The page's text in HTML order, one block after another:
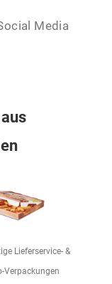
Media
Lieferservice- &
Verpackungen